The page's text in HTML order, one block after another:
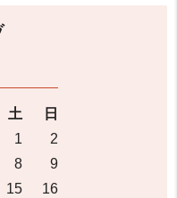
土
日
1
2
8
9
15
16